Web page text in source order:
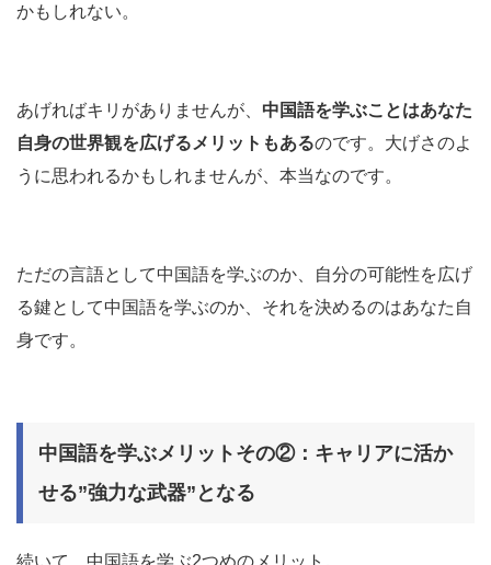
かもしれない。
あげればキリがありませんが、 中国語を学ぶことはあなた
自身の世界観を広げるメリットもあるのです。大げさのよ
うに思われるかもしれませんが、本当なのです。
ただの言語として中国語を学ぶのか、自分の可能性を広げ
る鍵として中国語を学ぶのか、それを決めるのはあなた自
身です。
中国語を学ぶメリットその②：キャリアに活か
せる”強力な武器”となる
続いて、中国語を学ぶ2つめのメリット。